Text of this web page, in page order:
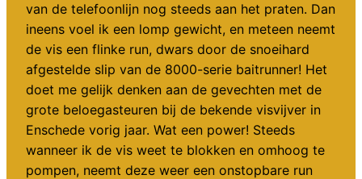
van de telefoonlijn nog steeds aan het praten. Dan
ineens voel ik een lomp gewicht, en meteen neemt
de vis een flinke run, dwars door de snoeihard
afgestelde slip van de 8000-serie baitrunner! Het
doet me gelijk denken aan de gevechten met de
grote beloegasteuren bij de bekende visvijver in
Enschede vorig jaar. Wat een power! Steeds
wanneer ik de vis weet te blokken en omhoog te
pompen, neemt deze weer een onstopbare run